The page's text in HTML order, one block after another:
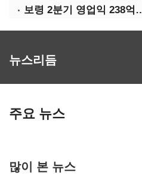
보령 2분기 영업익 238억
뉴스리듬
주요 뉴스
많이 본 뉴스